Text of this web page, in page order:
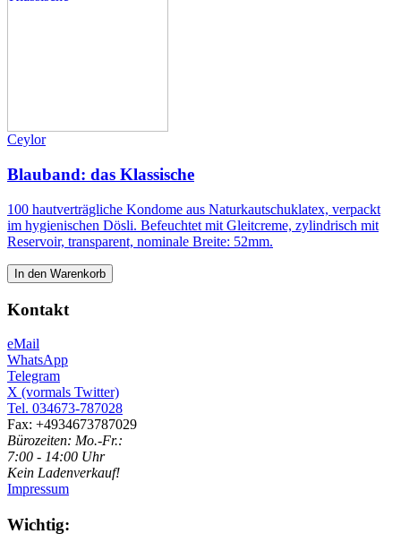
Ceylor
Blauband: das Klassische
100 hautverträgliche Kondome aus Naturkautschuklatex, verpackt
im hygienischen Dösli. Befeuchtet mit Gleitcreme, zylindrisch mit
Reservoir, transparent, nominale Breite: 52mm.
In den Warenkorb
Kontakt
eMail
WhatsApp
Telegram
X (vormals Twitter)
Tel. 034673-787028
Fax: +4934673787029
Bürozeiten: Mo.-Fr.:
7:00 - 14:00 Uhr
Kein Ladenverkauf!
Impressum
Wichtig: